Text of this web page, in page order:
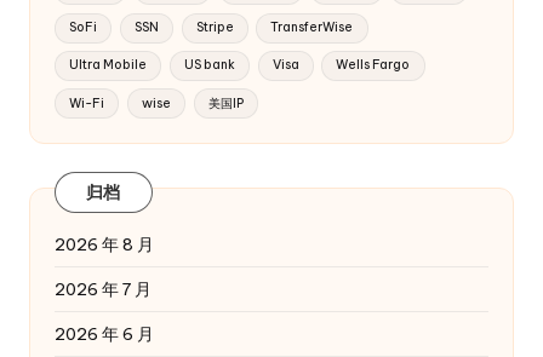
SoFi SSN Stripe TransferWise
Ultra Mobile US bank Visa Wells Fargo
Wi-Fi wise 美国IP
归档
2026 年 8 月
2026 年 7 月
2026 年 6 月